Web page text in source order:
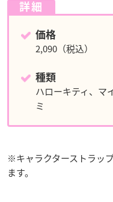
詳細
価格
2,090（税込）
種類
ハローキティ、マ
ミ
​※キャラクターストラッ
ます。